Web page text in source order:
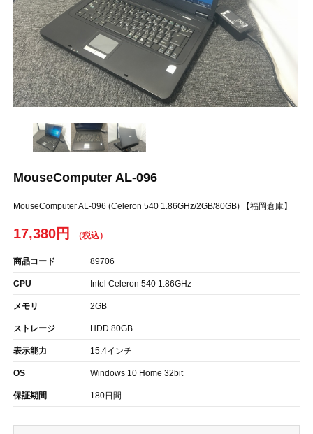
MouseComputer AL-096
MouseComputer AL-096 (Celeron 540 1.86GHz/2GB/80GB) 【福岡倉庫】
17,380円
商品コード 89706
CPU Intel Celeron 540 1.86GHz
メモリ 2GB
ストレージ HDD 80GB
表示能力 15.4インチ
OS Windows 10 Home 32bit
保証期間 180日間